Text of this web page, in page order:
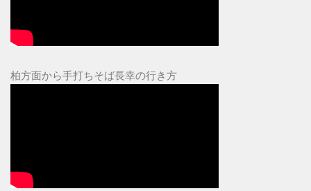
柏方面から手打ちそば長幸の行き方